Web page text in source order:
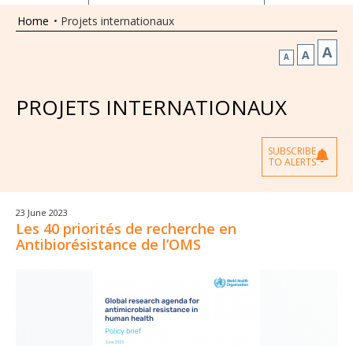
Home • Projets internationaux
A A A
PROJETS INTERNATIONAUX
SUBSCRIBE
TO ALERTS
23 June 2023
Les 40 priorités de recherche en
Antibiorésistance de l’OMS